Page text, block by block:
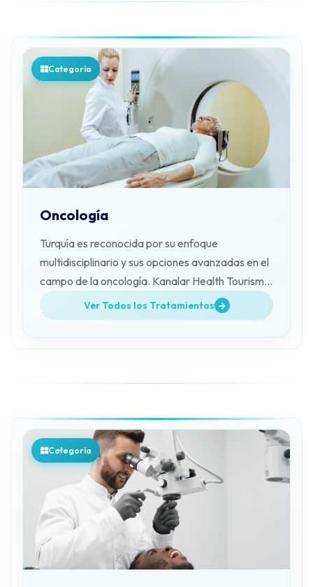
Categoría
Oncología
Turquía es reconocida por su enfoque
multidisciplinario y sus opciones avanzadas en el
campo de la oncología. Kanalar Health Tourism
organiza el proceso de tratamiento.
Ver Todos los Tratamientos
Categoría